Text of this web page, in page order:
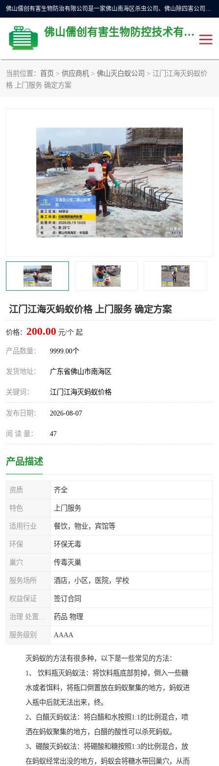
佛山儒创有害生物防治有限公司是一家佛山南海区杀虫公司、佛山除四害公司、佛山灭白蚁公司、佛山白蚁防治公司，让您远离虫害困扰。要问佛山白蚁防治哪家好？佛山儒创有害生物防治有限公司全佛山、广州，正规公司，上门勘查，可靠，售后有保障。
佛山儒创有害生物防控技术有限公司
当前位置： 首页 > 供应商机 > 佛山灭白蚁公司 > 江门江海灭蚂蚁价
格 上门服务 确定方案
江门江海灭蚂蚁价格 上门服务 确定方案
价格： 200.00 元/个 起
产品数量： 9999.00个
发货地址： 广东省佛山市南海区
关键词： 江门江海灭蚂蚁价格
发布日期： 2026-08-07
阅 读 量： 47
产品描述
资质 齐全
特色 上门服务
适用行业 餐饮，物业，宾馆等
环保 环保无毒
巢穴 传毒灭巢
服务场所 酒店，小区，医院，学校
权益保证 签订合同
药品 物理
服务级别 AAAA
灭蚂蚁的方法有很多种，以下是一些常见的方法：
1、 饮料瓶灭蚂蚁法：将饮料瓶底部剪掉，倒入一些糖
水或者饵料，将瓶口倒置放在蚂蚁聚集的地方，蚂蚁进
入瓶中后就无法出来，终。
2、白醋灭蚂蚁法：将白醋和水按照1:1的比例混合，喷
洒在蚂蚁聚集的地方，白醋的酸性可以杀死蚂蚁。
3、硼酸灭蚂蚁法：将硼酸和糖按照1:3的比例混合，放
在蚂蚁经常出没的地方，蚂蚁会将糖水带回巢穴，从而
除四害公司
佛山杀虫公司
佛山除四害公司 灭鼠
灭蜱虫 消杀
灭苍蝇 灭跳蚤
灭蚊虫 灭蟑螂
害虫防治 灭杀害虫